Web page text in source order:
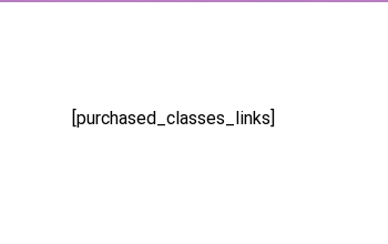
[purchased_classes_links]